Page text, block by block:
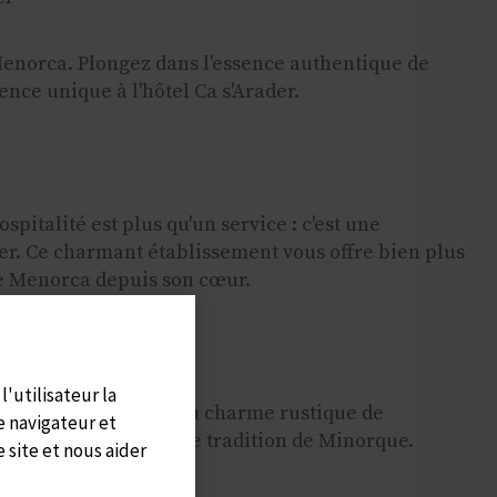
Plongez dans l'essence authentique de
unique à l'hôtel Ca s'Arader.
est plus qu'un service : c'est une
Ce charmant établissement vous offre bien plus
Menorca depuis son cœur.
contemporaine au charme rustique de
dans la riche tradition de Minorque.
l'utilisateur la
navigateur et
site et nous aider